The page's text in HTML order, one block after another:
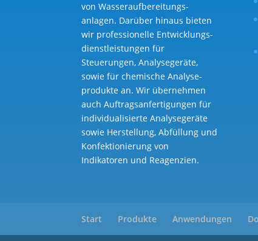
von Wasser­aufbereitungs­
anlagen. Darüber hinaus bieten
wir professionelle Entwicklungs­
dienst­leistungen für
Steuerungen, Analysegeräte,
sowie für chemische Analyse­
produkte an. Wir übernehmen
auch Auftragsanfertigungen für
individualisierte Analysegeräte
sowie Herstellung, Abfüllung und
Konfektionierung von
Indikatoren und Reagenzien.
Start Produkte Anwendungen